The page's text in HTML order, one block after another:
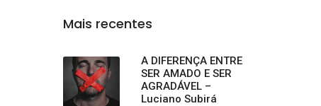
Mais recentes
A DIFERENÇA ENTRE
SER AMADO E SER
AGRADÁVEL –
Luciano Subirá